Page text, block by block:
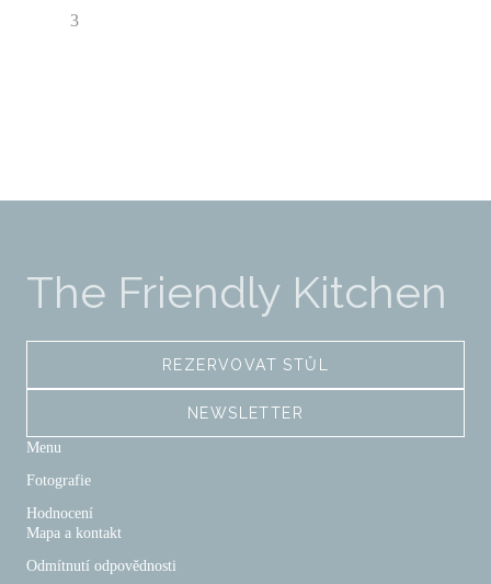
3
The Friendly Kitchen
REZERVOVAT STŮL
NEWSLETTER
Menu
Fotografie
Hodnocení
Mapa a kontakt
Odmítnutí odpovědnosti